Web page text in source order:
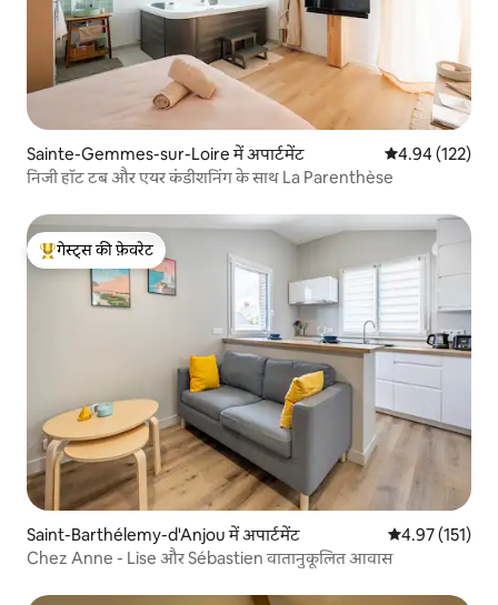
Sainte-Gemmes-sur-Loire में अपार्टमेंट औसत रेटिंग 5 में से
4.94 (122)
निजी हॉट टब और एयर कंडीशनिंग के साथ La Parenthèse
गेस्ट्स का टॉप फ़ेवरेट
गेस्ट्स की फ़ेवरेट
Saint-Barthélemy-d'Anjou में अपार्टमेंट औसत रेटिंग 5 में से
4.97 (151)
Chez Anne - Lise और Sébastien वातानुकूलित आवास